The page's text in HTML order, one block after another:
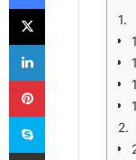
X
LinkedIn
Pinterest
Skype
E-Posta ile paylaş